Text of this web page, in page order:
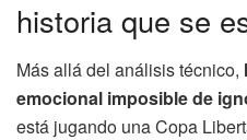
historia que se
Más allá del análisis técnico,
emocional imposible de
está jugando una Copa